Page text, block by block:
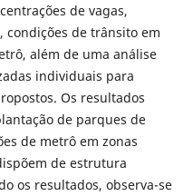
de vagas,
condições de trânsito em
além de uma análise
individuais para
Os resultados
de parques de
de metrô em zonas
de estrutura
os resultados, observa-se